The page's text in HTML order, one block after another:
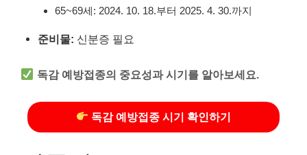
65~69세: 2024. 10. 18.부터 2025. 4. 30.까지
준비물: 신분증 필요
독감 예방접종의 중요성과 시기를 알아보세요.
독감 예방접종 시기 확인하기